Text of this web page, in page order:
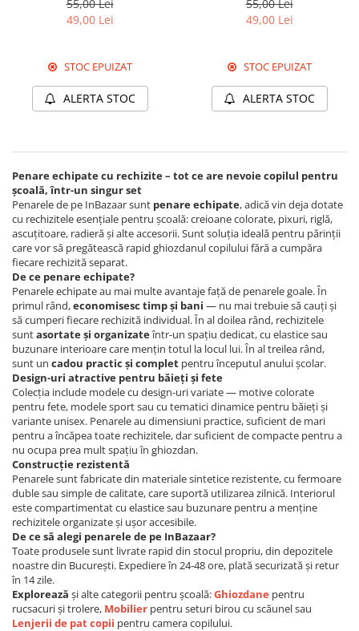
55,00 Lei
49,00 Lei
STOC EPUIZAT
ALERTA STOC
55,00 Lei
49,00 Lei
STOC EPUIZAT
ALERTA STOC
Penare echipate cu rechizite – tot ce are nevoie copilul pentru
școală, într-un singur set
Penarele de pe InBazaar sunt penare echipate, adică vin deja dotate
cu rechizitele esențiale pentru școală: creioane colorate, pixuri, riglă,
ascuțitoare, radieră și alte accesorii. Sunt soluția ideală pentru părinții
care vor să pregătească rapid ghiozdanul copilului fără a cumpăra
fiecare rechizită separat.
De ce penare echipate?
Penarele echipate au mai multe avantaje față de penarele goale. În
primul rând,economisesc timp și bani — nu mai trebuie să cauți și
să cumperi fiecare rechizită individual. În al doilea rând, rechizitele
suntasortate și organizateîntr-un spațiu dedicat, cu elastice sau
buzunare interioare care mențin totul la locul lui. În al treilea rând,
sunt un cadou practic și complet pentru începutul anului școlar.
Design-uri atractive pentru băieți și fete
Colecția include modele cu design-uri variate — motive colorate
pentru fete, modele sport sau cu tematici dinamice pentru băieți și
variante unisex. Penarele au dimensiuni practice, suficient de mari
pentru a încăpea toate rechizitele, dar suficient de compacte pentru a
nu ocupa prea mult spațiu în ghiozdan.
Construcție rezistentă
Penarele sunt fabricate din materiale sintetice rezistente, cu fermoare
duble sau simple de calitate, care suportă utilizarea zilnică. Interiorul
este compartimentat cu elastice sau buzunare pentru a menține
rechizitele organizate și ușor accesibile.
De ce să alegi penarele de pe InBazaar?
Toate produsele sunt livrate rapid din stocul propriu, din depozitele
noastre din București. Expediere în 24-48 ore, plată securizată și retur
în 14 zile.
Explorează și alte categorii pentru școală:Ghiozdane pentru
rucsacuri și trolere, Mobilier pentru seturi birou cu scăunel sau
Lenjerii de pat copii pentru camera copilului.